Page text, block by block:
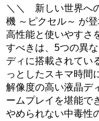
＼＼ 新しい世界へ
機 ～ピクセル～ が
高性能と使いやすさ
すべきは、5つの異
ディに搭載されてい
っとしたスキマ時間
解像度の高い液晶デ
ームプレイを堪能で
やめられない中毒性